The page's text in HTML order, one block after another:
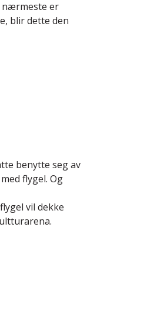
nærmeste er
blir dette den
benytte seg av
flygel. Og
vil dekke